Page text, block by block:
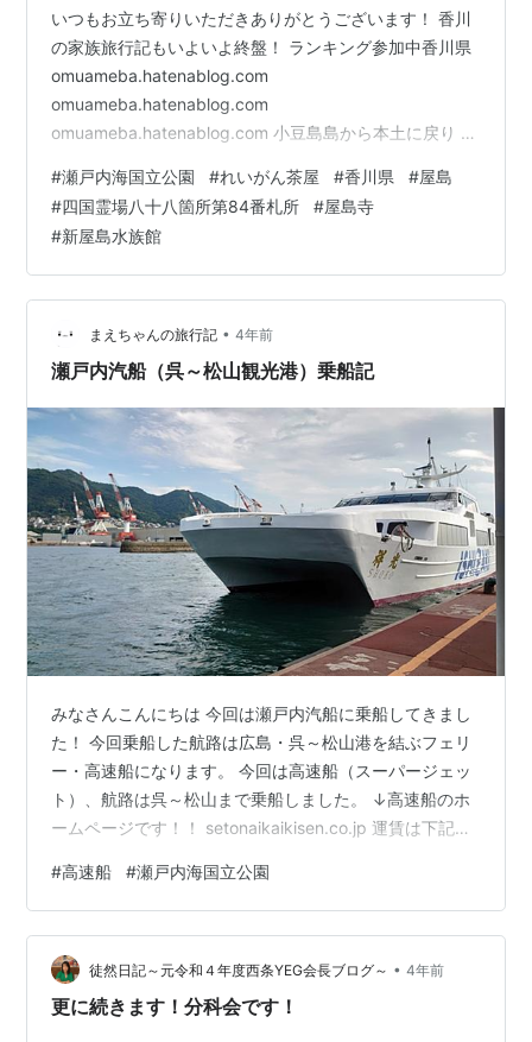
いつもお立ち寄りいただきありがとうございます！ 香川
の家族旅行記もいよいよ終盤！ ランキング参加中香川県
omuameba.hatenablog.com
omuameba.hatenablog.com
omuameba.hatenablog.com 小豆島島から本土に戻り 小
く、日本初の国立公園「瀬戸内海国立公園」に指定され
た山です 登山スポットでもあり、山頂には屋島寺は四国
霊場八十八箇所第84番札所もあります。 山頂からは瀬戸
内海と島々の絶景も楽しめます 屋島は台形の形をした山
なので、山頂に色々なスポットが集まっています そんな
屋島、南嶺側…
#瀬戸内海国立公園 #れいがん茶屋 #香川県 #屋島
#四国霊場八十八箇所第84番札所 #屋島寺
#新屋島水族館
まえちゃんの旅行記 • 4年前
瀬戸内汽船（呉～松山観光港）乗船記
みなさんこんにちは 今回は瀬戸内汽船に乗船してきまし
た！ 今回乗船した航路は広島・呉～松山港を結ぶフェリ
ー・高速船になります。 今回は高速船（スーパージェッ
ト）、航路は呉～松山まで乗船しました。 ↓高速船のホ
ームページです！！ setonaikaikisen.co.jp 運賃は下記に
り） 車は大きさによって運賃が異なります。 ホームペー
ジより確認したほうがベターです。 フェリー料金（車持
ち込みあり） フェリー運賃（車なし） それでは早速本題
へ行きましょう💨 呉のフェリーターミナル（JR呉駅から
徒歩5分）から乗船です。 www.google.co…
#高速船 #瀬戸内海国立公園
徒然日記～元令和４年度西条YEG会長ブログ～ • 4年前
更に続きます！分科会です！